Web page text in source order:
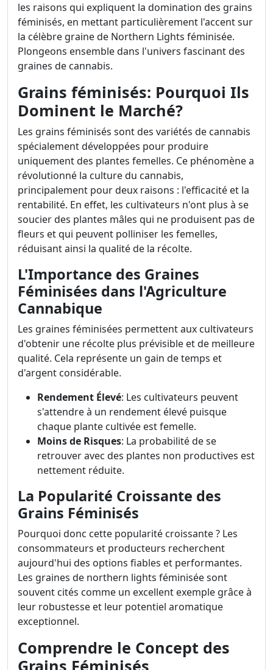
les raisons qui expliquent la domination des grains
féminisés, en mettant particulièrement l'accent sur
la célèbre graine de Northern Lights féminisée.
Plongeons ensemble dans l'univers fascinant des
graines de cannabis.
Grains féminisés: Pourquoi Ils
Dominent le Marché?
Les grains féminisés sont des variétés de cannabis
spécialement développées pour produire
uniquement des plantes femelles. Ce phénomène a
révolutionné la culture du cannabis,
principalement pour deux raisons : l'efficacité et la
rentabilité. En effet, les cultivateurs n'ont plus à se
soucier des plantes mâles qui ne produisent pas de
fleurs et qui peuvent polliniser les femelles,
réduisant ainsi la qualité de la récolte.
L'Importance des Graines
Féminisées dans l'Agriculture
Cannabique
Les graines féminisées permettent aux cultivateurs
d'obtenir une récolte plus prévisible et de meilleure
qualité. Cela représente un gain de temps et
d'argent considérable.
Rendement Élevé: Les cultivateurs peuvent
s'attendre à un rendement élevé puisque
chaque plante cultivée est femelle.
Moins de Risques: La probabilité de se
retrouver avec des plantes non productives est
nettement réduite.
La Popularité Croissante des
Grains Féminisés
Pourquoi donc cette popularité croissante ? Les
consommateurs et producteurs recherchent
aujourd'hui des options fiables et performantes.
Les graines de northern lights féminisée sont
souvent cités comme un excellent exemple grâce à
leur robustesse et leur potentiel aromatique
exceptionnel.
Comprendre le Concept des
Grains Féminisés